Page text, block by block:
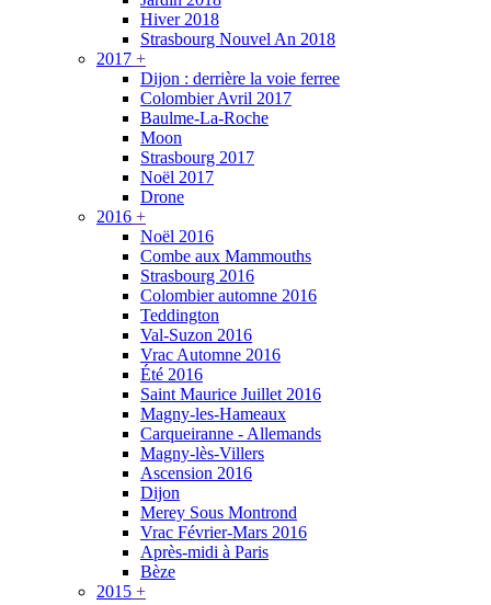
Hiver 2018
Strasbourg Nouvel An 2018
2017 +
Dijon : derrière la voie ferree
Colombier Avril 2017
Baulme-La-Roche
Moon
Strasbourg 2017
Noël 2017
Drone
2016 +
Noël 2016
Combe aux Mammouths
Strasbourg 2016
Colombier automne 2016
Teddington
Val-Suzon 2016
Vrac Automne 2016
Été 2016
Saint Maurice Juillet 2016
Magny-les-Hameaux
Carqueiranne - Allemands
Magny-lès-Villers
Ascension 2016
Dijon
Merey Sous Montrond
Vrac Février-Mars 2016
Après-midi à Paris
Bèze
2015 +